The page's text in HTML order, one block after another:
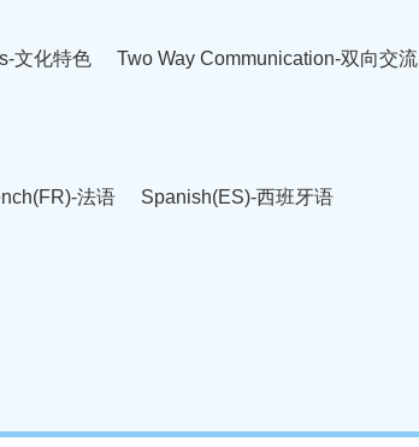
文化特色 Two Way Communication-双向交流
法语
Spanish(ES)-西班牙语